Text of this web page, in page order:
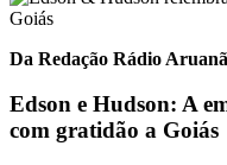
Da Redação Rádio
Edson e Hudson: A
com gratidão a Goiás